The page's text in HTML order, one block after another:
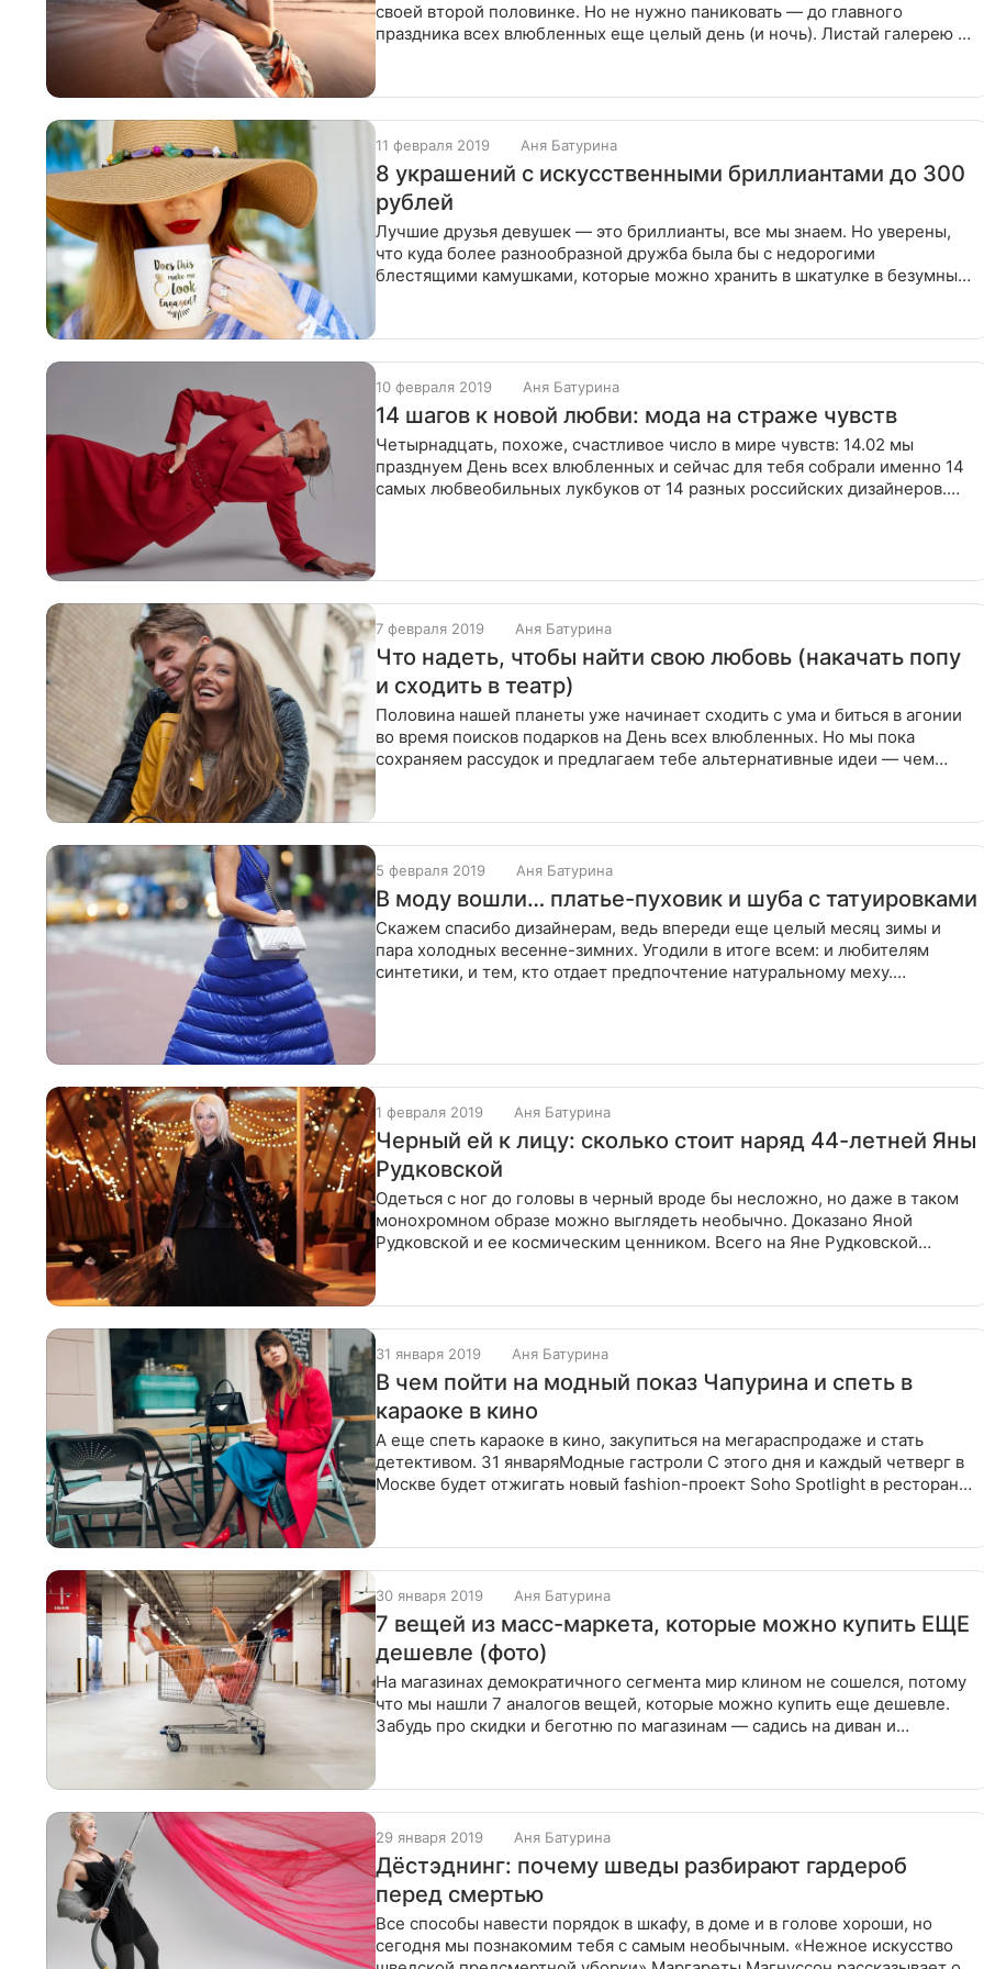
своей второй половинке. Но не нужно паниковать — до главного
праздника всех влюбленных еще целый день (и ночь). Листай галерею и
11 февраля 2019 Аня Батурина
8 украшений с искусственными бриллиантами до 300
рублей
Лучшие друзья девушек — это бриллианты, все мы знаем. Но уверены,
что куда более разнообразной дружба была бы с недорогими
блестящими камушками, которые можно хранить в шкатулке в безумных
10 февраля 2019 Аня Батурина
14 шагов к новой любви: мода на страже чувств
Четырнадцать, похоже, счастливое число в мире чувств: 14.02 мы
празднуем День всех влюбленных и сейчас для тебя собрали именно 14
самых любвеобильных лукбуков от 14 разных российских дизайнеров.
7 февраля 2019 Аня Батурина
Что надеть, чтобы найти свою любовь (накачать попу
и сходить в театр)
Половина нашей планеты уже начинает сходить с ума и биться в агонии
во время поисков подарков на День всех влюбленных. Но мы пока
сохраняем рассудок и предлагаем тебе альтернативные идеи — чем
5 февраля 2019 Аня Батурина
В моду вошли… платье-пуховик и шуба с татуировками
Скажем спасибо дизайнерам, ведь впереди еще целый месяц зимы и
пара холодных весенне-зимних. Угодили в итоге всем: и любителям
синтетики, и тем, кто отдает предпочтение натуральному меху.
1 февраля 2019 Аня Батурина
Черный ей к лицу: сколько стоит наряд 44-летней Яны
Рудковской
Одеться с ног до головы в черный вроде бы несложно, но даже в таком
монохромном образе можно выглядеть необычно. Доказано Яной
Рудковской и ее космическим ценником. Всего на Яне Рудковской
31 января 2019 Аня Батурина
В чем пойти на модный показ Чапурина и спеть в
караоке в кино
А еще спеть караоке в кино, закупиться на мегараспродаже и стать
детективом. 31 январяМодные гастроли С этого дня и каждый четверг в
Москве будет отжигать новый fashion-проект Soho Spotlight в ресторане
30 января 2019 Аня Батурина
7 вещей из масс-маркета, которые можно купить ЕЩЕ
дешевле (фото)
На магазинах демократичного сегмента мир клином не сошелся, потому
что мы нашли 7 аналогов вещей, которые можно купить еще дешевле.
Забудь про скидки и беготню по магазинам — садись на диван и
29 января 2019 Аня Батурина
Дёстэднинг: почему шведы разбирают гардероб
перед смертью
Все способы навести порядок в шкафу, в доме и в голове хороши, но
сегодня мы познакомим тебя с самым необычным. «Нежное искусство